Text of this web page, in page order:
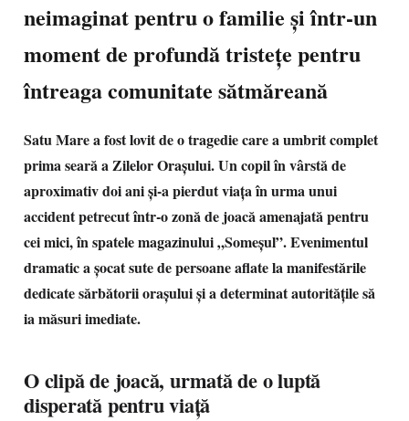
neimaginat pentru o familie și într-un
moment de profundă tristețe pentru
întreaga comunitate sătmăreană
Satu Mare a fost lovit de o tragedie care a umbrit complet
prima seară a Zilelor Orașului. Un copil în vârstă de
aproximativ doi ani și-a pierdut viața în urma unui
accident petrecut într-o zonă de joacă amenajată pentru
cei mici, în spatele magazinului „Someșul”. Evenimentul
dramatic a șocat sute de persoane aflate la manifestările
dedicate sărbătorii orașului și a determinat autoritățile să
ia măsuri imediate.
O clipă de joacă, urmată de o luptă
disperată pentru viață